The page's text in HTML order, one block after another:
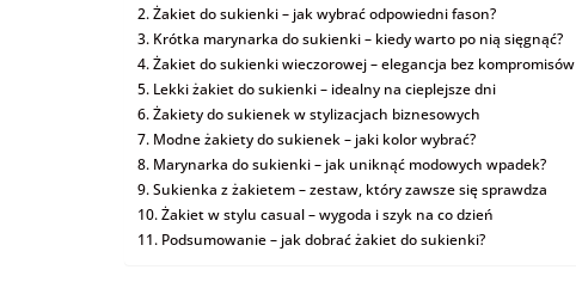
Żakiet do sukienki – jak wybrać odpowiedni fason?
Krótka marynarka do sukienki – kiedy warto po nią sięgnąć?
Żakiet do sukienki wieczorowej – elegancja bez kompromisów
Lekki żakiet do sukienki – idealny na cieplejsze dni
Żakiety do sukienek w stylizacjach biznesowych
Modne żakiety do sukienek – jaki kolor wybrać?
Marynarka do sukienki – jak uniknąć modowych wpadek?
Sukienka z żakietem – zestaw, który zawsze się sprawdza
Żakiet w stylu casual – wygoda i szyk na co dzień
Podsumowanie – jak dobrać żakiet do sukienki?